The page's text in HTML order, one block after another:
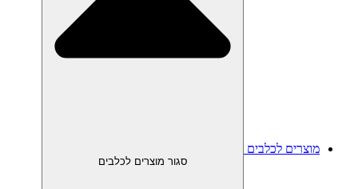
מוצרים לכלבים
סגור מוצרים לכלבים